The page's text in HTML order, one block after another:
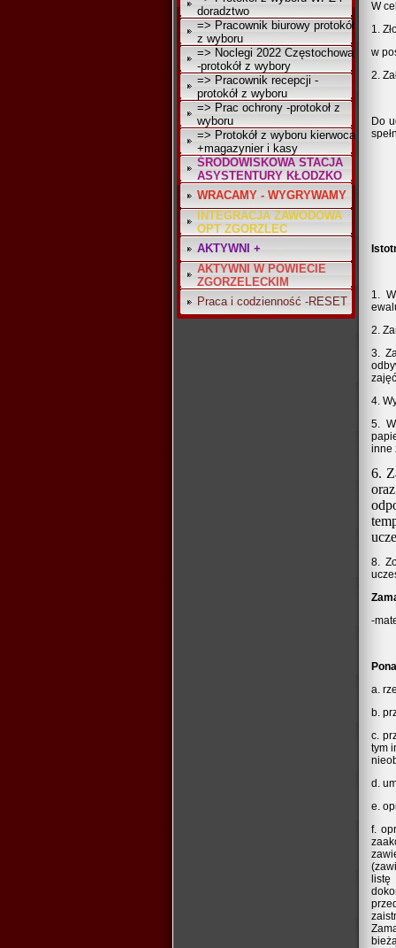
doradztwo
=> Pracownik biurowy protokół
z wyboru
=> Noclegi 2022 Częstochowa
-protokół z wybory
=> Pracownik recepcji -
protokół z wyboru
=> Prac ochrony -protokoł z
wyboru
=> Protokół z wyboru kierwoca
+magazynier i kasy
ŚRODOWISKOWA STACJA
ASYSTENTURY KŁODZKO
WRACAMY - WYGRYWAMY
INTEGRACJA ZAWODOWA
OPT ZGORZLEC
AKTYWNI +
AKTYWNI W POWIECIE
ZGORZELECKIM
Praca i codzienność -RESET
W
1.
w
2.
Do
1.
2.
3.
4.
5.
inne
6.
8.
-
a.
b.
c.
tym
d.
e.
f.